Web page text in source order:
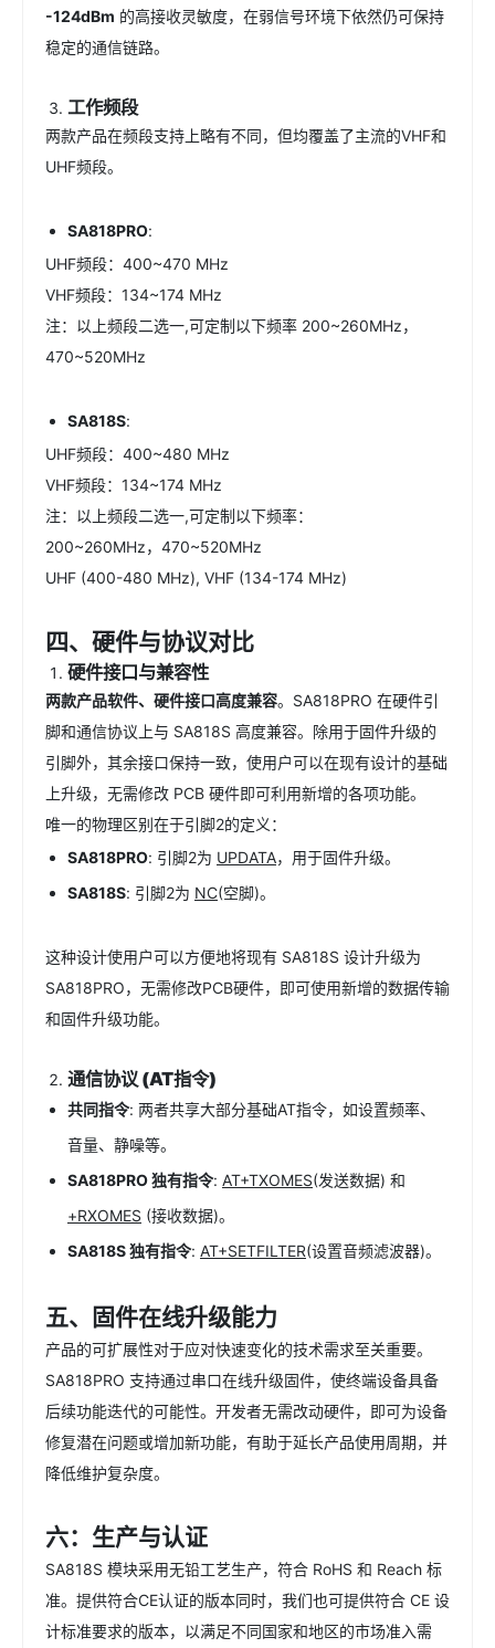
-124dBm 的高接收灵敏度，在弱信号环境下依然仍可保持
稳定的通信链路。
工作频段
两款产品在频段支持上略有不同，但均覆盖了主流的VHF和
UHF频段。
SA818PRO:
UHF频段：400~470 MHz
VHF频段：134~174 MHz
注：以上频段二选一,可定制以下频率 200~260MHz，
470~520MHz
SA818S:
UHF频段：400~480 MHz
VHF频段：134~174 MHz
注：以上频段二选一,可定制以下频率：
200~260MHz，470~520MHz
UHF (400-480 MHz), VHF (134-174 MHz)
四、硬件与协议对比
硬件接口与兼容性
两款产品软件、 硬件接口高度兼容。SA818PRO 在硬件引
脚和通信协议上与 SA818S 高度兼容。除用于固件升级的
引脚外，其余接口保持一致，使用户可以在现有设计的基础
上升级，无需修改 PCB 硬件即可利用新增的各项功能。
唯一的物理区别在于引脚2的定义：
SA818PRO: 引脚2为 UPDATA，用于固件升级。
SA818S: 引脚2为 NC(空脚)。
这种设计使用户可以方便地将现有 SA818S 设计升级为
SA818PRO，无需修改PCB硬件，即可使用新增的数据传输
和固件升级功能。
通信协议 (AT指令)
共同指令: 两者共享大部分基础AT指令，如设置频率、
音量、静噪等。
SA818PRO 独有指令: AT+TXOMES(发送数据) 和
+RXOMES (接收数据)。
SA818S 独有指令: AT+SETFILTER(设置音频滤波器)。
五、固件在线升级能力
产品的可扩展性对于应对快速变化的技术需求至关重要。
SA818PRO 支持通过串口在线升级固件，使终端设备具备
后续功能迭代的可能性。开发者无需改动硬件，即可为设备
修复潜在问题或增加新功能，有助于延长产品使用周期，并
降低维护复杂度。
六：生产与认证
SA818S 模块采用无铅工艺生产，符合 RoHS 和 Reach 标
准。提供符合CE认证的版本同时，我们也可提供符合 CE 设
计标准要求的版本，以满足不同国家和地区的市场准入需